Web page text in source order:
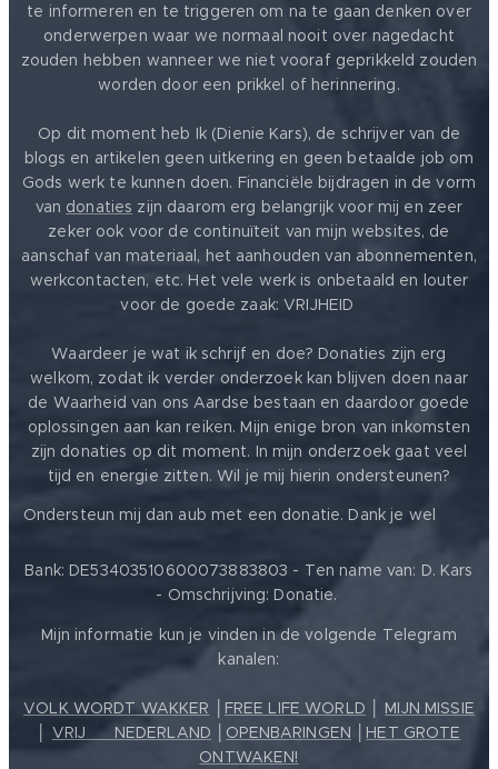
te informeren en te triggeren om na te gaan denken over
onderwerpen waar we normaal nooit over nagedacht
zouden hebben wanneer we niet vooraf geprikkeld zouden
worden door een prikkel of herinnering.
Op dit moment heb Ik (Dienie Kars), de schrijver van de
blogs en artikelen geen uitkering en geen betaalde job om
Gods werk te kunnen doen. Financiële bijdragen in de vorm
van donaties zijn daarom erg belangrijk voor mij en zeer
zeker ook voor de continuïteit van mijn websites, de
aanschaf van materiaal, het aanhouden van abonnementen,
werkcontacten, etc. Het vele werk is onbetaald en louter
voor de goede zaak: VRIJHEID ❤️
Waardeer je wat ik schrijf en doe? Donaties zijn erg
welkom, zodat ik verder onderzoek kan blijven doen naar
de Waarheid van ons Aardse bestaan en daardoor goede
oplossingen aan kan reiken. Mijn enige bron van inkomsten
zijn donaties op dit moment. In mijn onderzoek gaat veel
tijd en energie zitten. Wil je mij hierin ondersteunen?
Ondersteun mij dan aub met een donatie. Dank je wel
Bank: DE53403510600073883803 - Ten name van: D. Kars
- Omschrijving: Donatie.
Mijn informatie kun je vinden in de volgende Telegram
kanalen:
VOLK WORDT WAKKER FREE LIFE WORLD
MIJN MISSIE
VRIJ ❤️ NEDERLAND OPENBARINGEN
HET GROTE
ONTWAKEN!